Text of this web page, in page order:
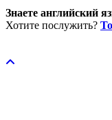
Знаете английский
Хотите послужить?